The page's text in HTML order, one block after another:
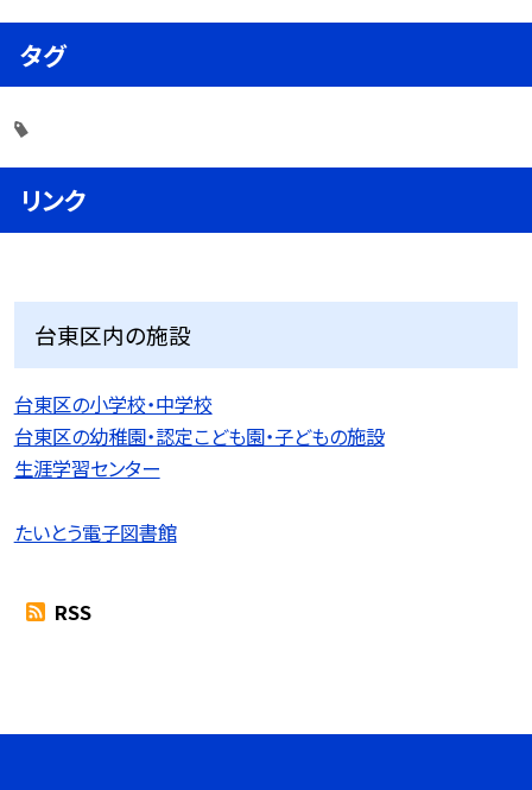
タグ
リンク
台東区内の施設
台東区の小学校・中学校
台東区の幼稚園・認定こども園・子どもの施設
生涯学習センター
たいとう電子図書館
RSS